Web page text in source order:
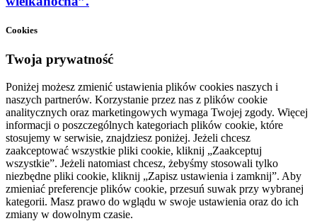
Cookies
Twoja prywatność
Poniżej możesz zmienić ustawienia plików cookies naszych i
naszych partnerów. Korzystanie przez nas z plików cookie
analitycznych oraz marketingowych wymaga Twojej zgody. Więcej
informacji o poszczególnych kategoriach plików cookie, które
stosujemy w serwisie, znajdziesz poniżej. Jeżeli chcesz
zaakceptować wszystkie pliki cookie, kliknij „Zaakceptuj
wszystkie”. Jeżeli natomiast chcesz, żebyśmy stosowali tylko
niezbędne pliki cookie, kliknij „Zapisz ustawienia i zamknij”. Aby
zmieniać preferencje plików cookie, przesuń suwak przy wybranej
kategorii. Masz prawo do wglądu w swoje ustawienia oraz do ich
zmiany w dowolnym czasie.